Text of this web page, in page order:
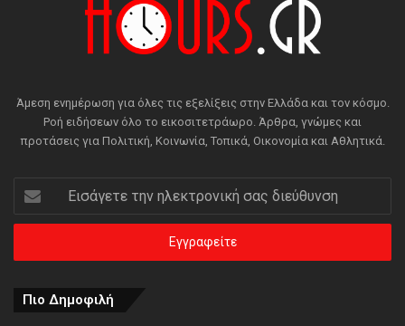
Άμεση ενημέρωση για όλες τις εξελίξεις στην Ελλάδα και τον κόσμο.
Ροή ειδήσεων όλο το εικοσιτετράωρο. Άρθρα, γνώμες και
προτάσεις για Πολιτική, Κοινωνία, Τοπικά, Οικονομία και Αθλητικά.
την
ηλεκτρονική
διεύθυνση
Πιο Δημοφιλή